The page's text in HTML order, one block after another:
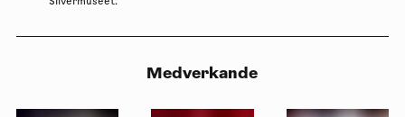
Silvermuseet.
Medverkande